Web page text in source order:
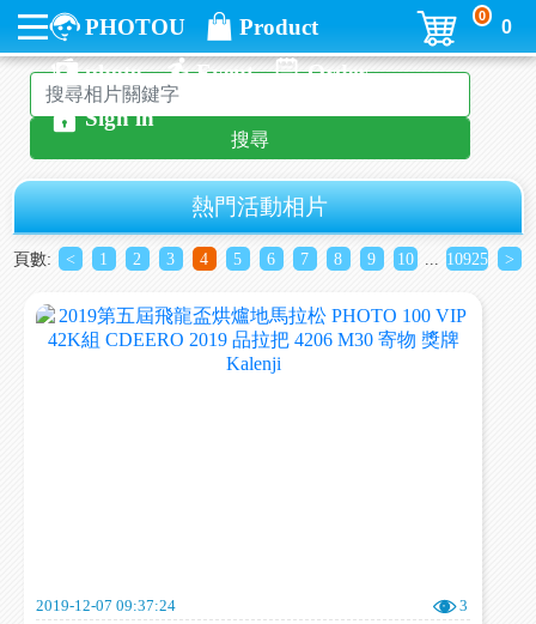
PHOTOU
Product
photo
Event
Order
Sign in
0
0
搜尋
熱門活動相片
頁數: < 1 2 3 4 5 6 7 8 9 10 10925 >
2019-12-07 09:37:24 3